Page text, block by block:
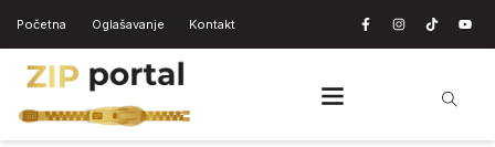
Početna Oglašavanje Kontakt